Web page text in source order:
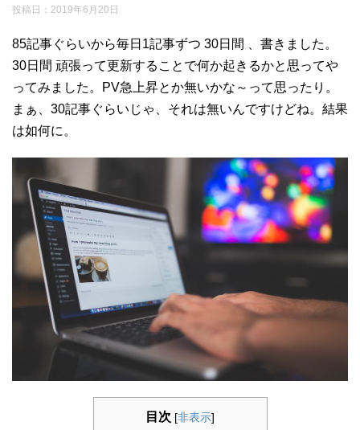
投稿日： 2019年6月20日
85記事ぐらいから毎日1記事ずつ 30日間 、書きました。
30日間 頑張って更新することで何か起きるかと思ってや
ってみました。PV急上昇とか無いかな～って思ったり。
まぁ、30記事ぐらいじゃ、それは無いんですけどね。結果
は如何に。
目次 [非表示]